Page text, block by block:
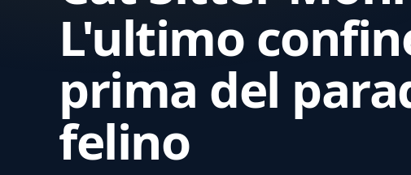
L'ultimo
prima del
felino